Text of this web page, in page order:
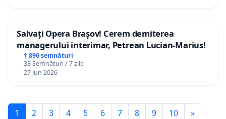
Salvați Opera Brașov! Cerem demiterea
managerului interimar, Petrean Lucian-Marius!
1 890 semnături
33 Semnături / 7 zile
27 Jun 2026
1 2 3 4 5 6 7 8 9 10 »